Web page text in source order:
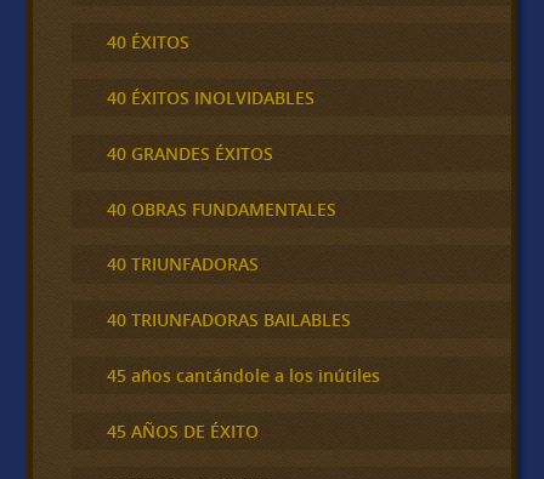
40 ÉXITOS
40 ÉXITOS INOLVIDABLES
40 GRANDES ÉXITOS
40 OBRAS FUNDAMENTALES
40 TRIUNFADORAS
40 TRIUNFADORAS BAILABLES
45 años cantándole a los inútiles
45 AÑOS DE ÉXITO